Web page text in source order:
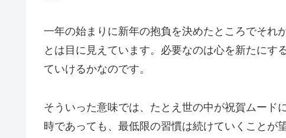
一年の始まりに新年の抱負を決めたところでそれ
とは目に見えています。必要なのは心を新たにす
ていけるかなのです。
そういった意味では、たとえ世の中が祝賀ムード
時であっても、最低限の習慣は続けていくことが